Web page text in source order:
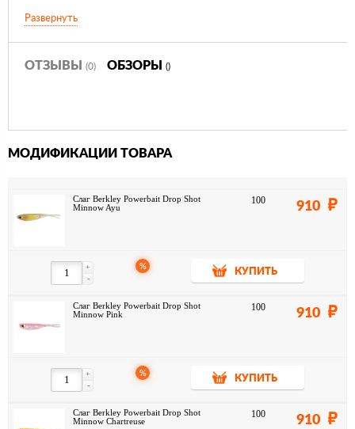
Развернуть
ОТЗЫВЫ (0) ОБЗОРЫ ()
МОДИФИКАЦИИ ТОВАРА
Слаг Berkley Powerbait Drop Shot
Minnow Ayu
100 910
-
+ %
КУПИТЬ
Слаг Berkley Powerbait Drop Shot
Minnow Pink
100 910
-
+ %
КУПИТЬ
Слаг Berkley Powerbait Drop Shot
Minnow Chartreuse
100 910